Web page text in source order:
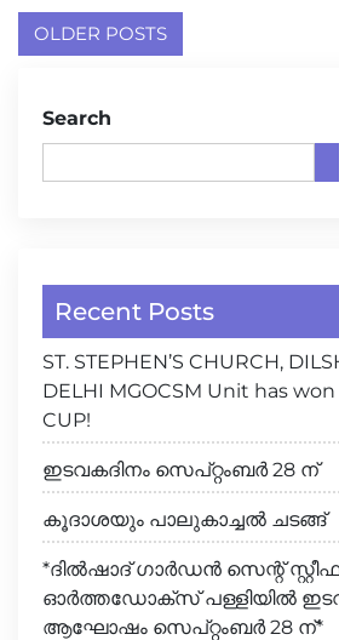
Posts
OLDER POSTS
Search
Recent Posts
ST. STEPHEN’S CHURCH,
DELHI MGOCSM Unit has
CUP!
ഇടവകദിനം സെപ്റ്റംബർ 28 ന്
കൂദാശയും പാലുകാച്ചൽ ചടങ്ങ്
*ദിൽഷാദ് ഗാർഡൻ സെന്റ്
ഓർത്തഡോക്സ് പള്ളിയിൽ
ആഘോഷം സെപ്റ്റംബർ 28 ന്*